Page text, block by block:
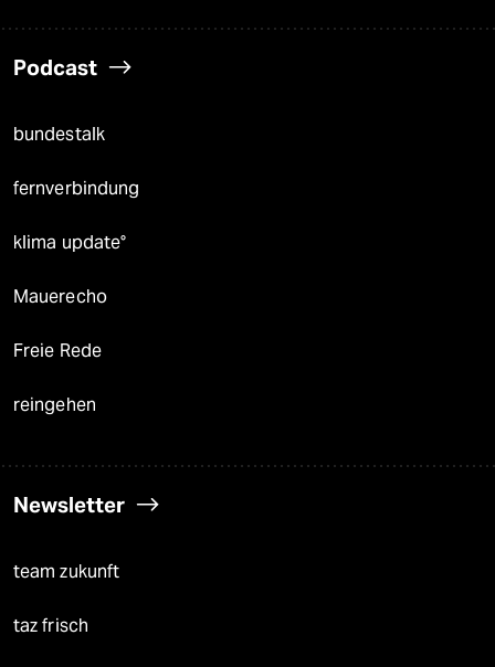
Podcast
bundestalk
fernverbindung
klima update°
Mauerecho
Freie Rede
reingehen
Newsletter
team zukunft
taz frisch